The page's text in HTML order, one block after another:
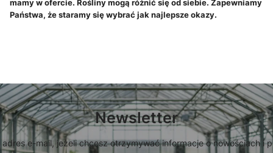
mamy w ofercie. Rośliny mogą różnić się od siebie. Zapewniamy
Państwa, że staramy się wybrać jak najlepsze okazy.
Newsletter
adres e-mail, jeżeli chcesz otrzymywać informacje o nowościach i